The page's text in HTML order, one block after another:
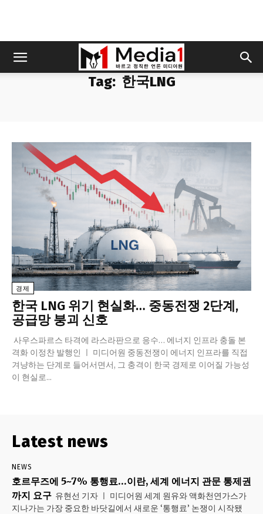
Tag: 한국LNG
경제
한국 LNG 위기 현실화… 중동전쟁 2단계,
공급망 붕괴 신호
사우스파르스 타격에 라스라판으로 응수… 에너지 인프라 충돌 본
격화 이정찬 발행인 ㅣ 미디어원 중동전쟁이 에너지 인프라를 직접
겨냥하는 단계로 들어서면서, 그 충격이 한국 경제로 이어질 가능성
이 현실로...
Latest news
NEWS
호르무즈에 5~7% 통행료…이란, 세계 에너지 관문 통제권
까지 요구 유현선 기자 ㅣ 미디어원 세계 원유와 액화천연가스가
지나가는 가장 중요한 바닷길에서 새로운 ‘통행료’ 논쟁이 시작됐